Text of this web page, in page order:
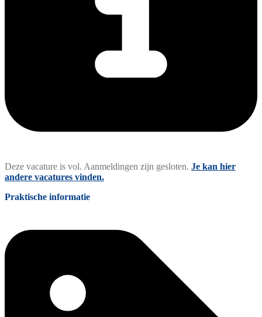
Deze vacature is vol. Aanmeldingen zijn gesloten. Je kan hier
andere vacatures vinden.
Praktische informatie